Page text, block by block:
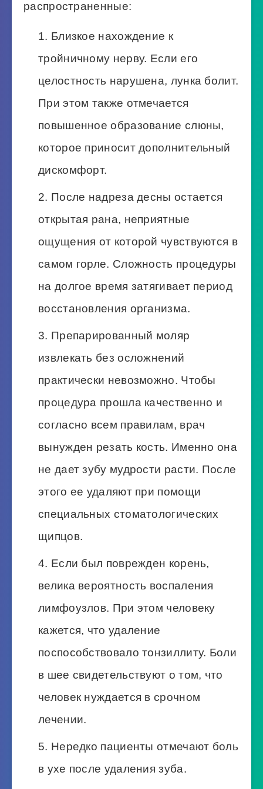
распространенные:
Близкое нахождение к
тройничному нерву. Если его
целостность нарушена, лунка болит.
При этом также отмечается
повышенное образование слюны,
которое приносит дополнительный
дискомфорт.
После надреза десны остается
открытая рана, неприятные
ощущения от которой чувствуются в
самом горле. Сложность процедуры
на долгое время затягивает период
восстановления организма.
Препарированный моляр
извлекать без осложнений
практически невозможно. Чтобы
процедура прошла качественно и
согласно всем правилам, врач
вынужден резать кость. Именно она
не дает зубу мудрости расти. После
этого ее удаляют при помощи
специальных стоматологических
щипцов.
Если был поврежден корень,
велика вероятность воспаления
лимфоузлов. При этом человеку
кажется, что удаление
поспособствовало тонзиллиту. Боли
в шее свидетельствуют о том, что
человек нуждается в срочном
лечении.
Нередко пациенты отмечают боль
в ухе после удаления зуба.